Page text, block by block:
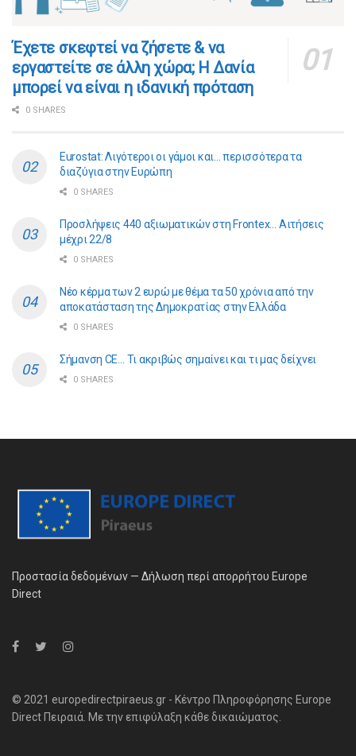
​​Έχετε σκεφτεί να ζήσετε & να
εργαστείτε σε άλλη χώρα; Η Δανία
μπορεί να είναι η ιδανική πρόταση
0 SHARES
Eurostat: Λιγότεροι οι γάμοι και… περισσότερα τα
διαζύγια στην Ευρώπη
0 SHARES
Προσλήψεις 440 αξιωματικών στη Frontex… Αιτήσεις
μέχρι 22/8
0 SHARES
Νέο κέρμα των 2 ευρώ με θέμα τα 50 χρόνια από την
αποκατάσταση της Δημοκρατίας στην Ελλάδα
0 SHARES
Σήμανση CE… Τι ακριβώς σημαίνει και τι μας δείχνει
0 SHARES
Προστασία δεδομένων — Δήλωση περί απορρήτου Europe
Direct
© 2021 europedirectpiraeus.gr - Κέντρο Πληροφόρησης Europe
Direct Πειραιά. Με την επιφύλαξη κάθε δικαιώματος.